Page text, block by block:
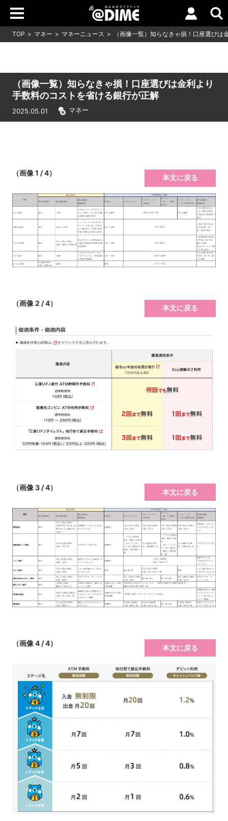
TOP マネー マネーニュース （画像一覧）知らなきゃ損！口座選び
（画像一覧）知らなきゃ損！口座選びは金利より
手数料のコストを省ける銀行が正解
2025.05.01 マネー
（画像 1 / 4）
本文に戻る
（画像 2 / 4）
本文に戻る
（画像 3 / 4）
本文に戻る
（画像 4 / 4）
本文に戻る